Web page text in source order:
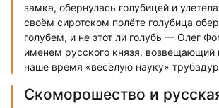
замка, обернулась голубицей и
своём сиротском полёте голубица
голубем, и не этот ли голубь — Олег
именем русского князя, возвещающий
наше время «весёлую науку»
Скоморошество и